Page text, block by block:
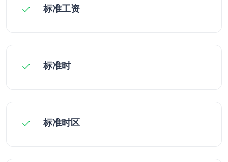
标准工资
标准时
标准时区